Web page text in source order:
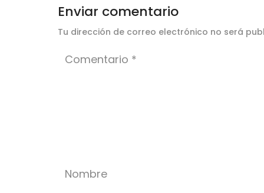
Enviar comentario
Tu dirección de correo electrónico no será